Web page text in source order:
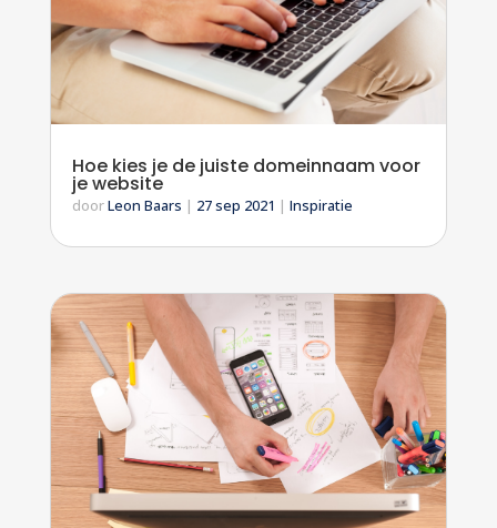
Hoe kies je de juiste domeinnaam voor
je website
doorLeon Baars | 27 sep 2021 | Inspiratie